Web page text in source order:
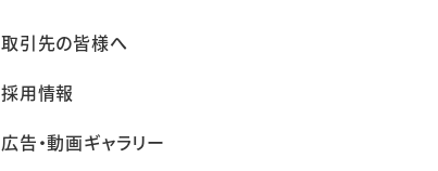
取引先の皆様へ
採用情報
広告・動画ギャラリー